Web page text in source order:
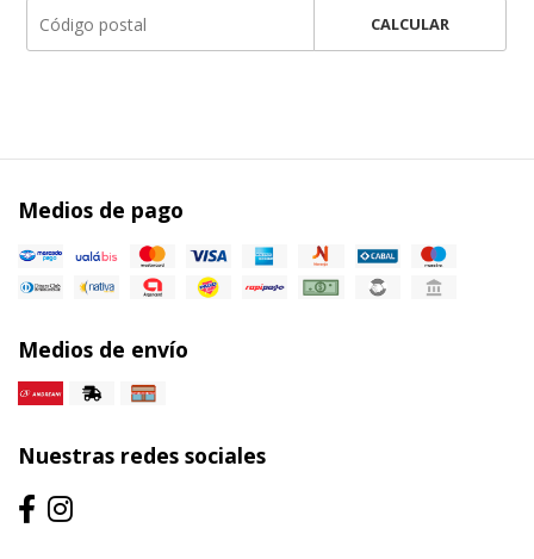
CALCULAR
Medios de pago
Medios de envío
Nuestras redes sociales